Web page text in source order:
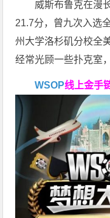
威斯布鲁克在漫
21.7分，曾九次入选
州大学洛杉矶分校全
经常光顾一些扑克室
WSOP线上金手